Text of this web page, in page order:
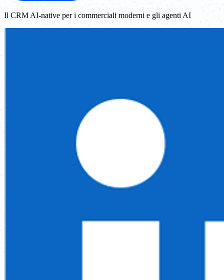
Il CRM AI-native per i commerciali moderni e gli agenti AI